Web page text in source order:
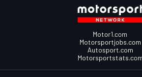
Motor1.com
Motorsportjobs.com
Autosport.com
Motorsportstats.com